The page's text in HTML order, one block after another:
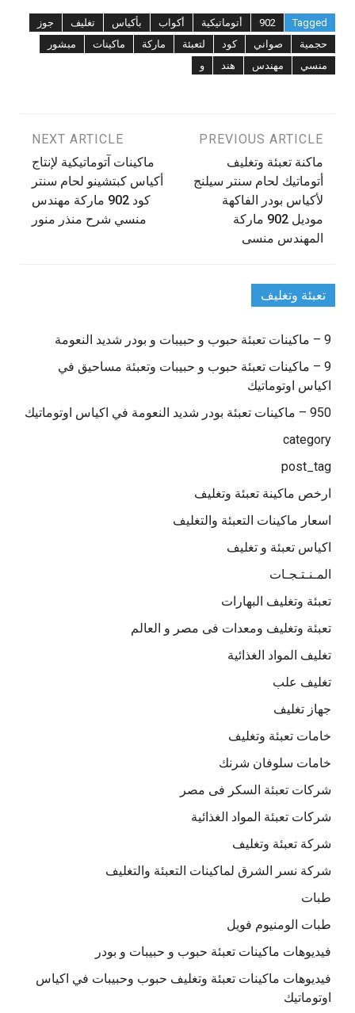
Tagged
902 أتوماتيكية أكواب بأكياس تغليف
جوز
حجمية
صواني كود لتعبئة ماركة ماكينات
مبشور
منسي
مهندس هند و
تصفّح
المقالات
PREVIOUS ARTICLE
ماكنة تعبئة وتغليف
أتوماتيك لحام سنتر سيلنج
لأكياس بودر الفاكهة
موديل 902 ماركة
المهندس منسى
NEXT ARTICLE
‫ماكينات آتوماتيكية لإنتاج
أكياس كبتشينو لحام سنتر
كود 902 ماركة مهندس
تعبئة وتغليف
9 – ماكينات تعبئة حبوب و حبيبات و بودر شديد النعومة
9 – ماكينات تعبئة حبوب و حبيبات وتعبئة مساحيق في
اكياس اوتوماتيك
950 – ماكينات تعبئة بودر شديد النعومة في اكياس اوتوماتيك
category
post_tag
ارخص ماكينة تعبئة وتغليف
اسعار ماكينات التعبئة والتغليف
اكياس تعبئة و تغليف
المـنـتـجـات
تعبئة وتغليف البهارات
تعبئة وتغليف ومعدات فى مصر و العالم
تغليف المواد الغذائية
تغليف علب
جهاز تغليف
خامات تعبئة وتغليف
خامات سلوفان شرنك
شركات تعبئة السكر فى مصر
شركات تعبئة المواد الغذائية
شركة تعبئة وتغليف
شركة نسر الشرق لماكينات التعبئة والتغليف
طبات
طبات الومنيوم فويل
فيديوهات ماكينات تعبئة حبوب و حبيبات و بودر
فيديوهات ماكينات تعبئة وتغليف حبوب وحبيبات في اكياس
اوتوماتيك